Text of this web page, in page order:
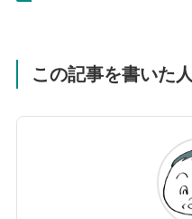
この記事を書いた人